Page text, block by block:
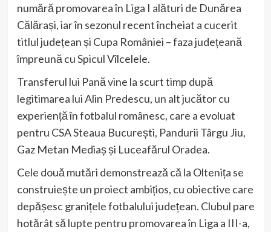
numără promovarea în Liga I alături de Dunărea
Călărași, iar în sezonul recent încheiat a cucerit
titlul județean și Cupa României – faza județeană
împreună cu Spicul Vîlcelele.
Transferul lui Pană vine la scurt timp după
legitimarea lui Alin Predescu, un alt jucător cu
experiență în fotbalul românesc, care a evoluat
pentru CSA Steaua București, Pandurii Târgu Jiu,
Gaz Metan Mediaș și Luceafărul Oradea.
Cele două mutări demonstrează că la Oltenița se
construiește un proiect ambițios, cu obiective care
depășesc granițele fotbalului județean. Clubul pare
hotărât să lupte pentru promovarea în Liga a III-a,